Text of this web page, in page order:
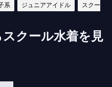
系 ジュニアアイドル
スクー
クール水着を見